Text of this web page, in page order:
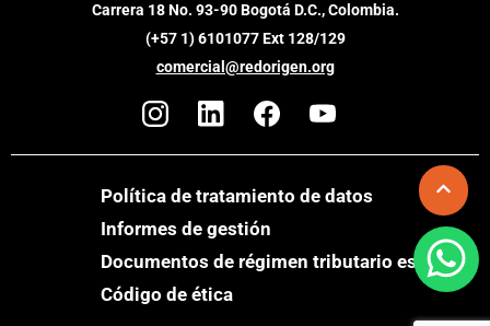
Carrera 18 No. 93-90 Bogotá D.C., Colombia.
(+57 1) 6101077 Ext 128/129
comercial@redorigen.org
Política de tratamiento de datos
Informes de gestión
Documentos de régimen tributario especial
Código de ética